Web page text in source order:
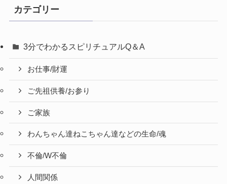
カテゴリー
3分でわかるスピリチュアルQ＆A
お仕事/財運
ご先祖供養/お参り
ご家族
わんちゃん達ねこちゃん達などの生命/魂
不倫/W不倫
人間関係